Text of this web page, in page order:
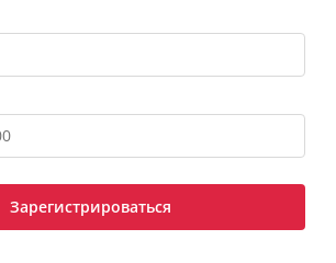
Зарегистрироваться